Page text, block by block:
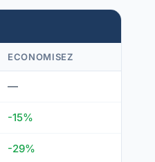
ECONOMISEZ
—
-15%
-29%